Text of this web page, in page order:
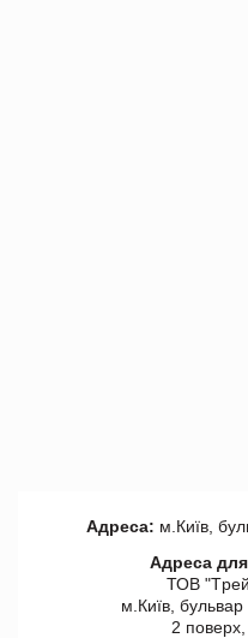
Адреса: м.Київ,
Адреса для
ТОВ
м.Київ,
2